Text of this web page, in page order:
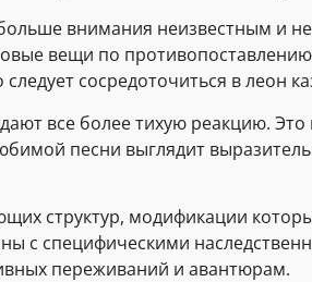
внимания неизвестным и
вещи по
сосредоточиться в леон
все более тихую реакцию. Это
песни выглядит
структур, модификации
с специфическими
переживаний и авантюрам.